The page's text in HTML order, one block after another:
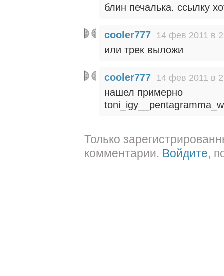
блин печалька. ссылку
cooler777 14 фев 2011 в
или трек выложи
cooler777 14 фев 2011 в
нашел примерно
Только
комментарии. Войдите,